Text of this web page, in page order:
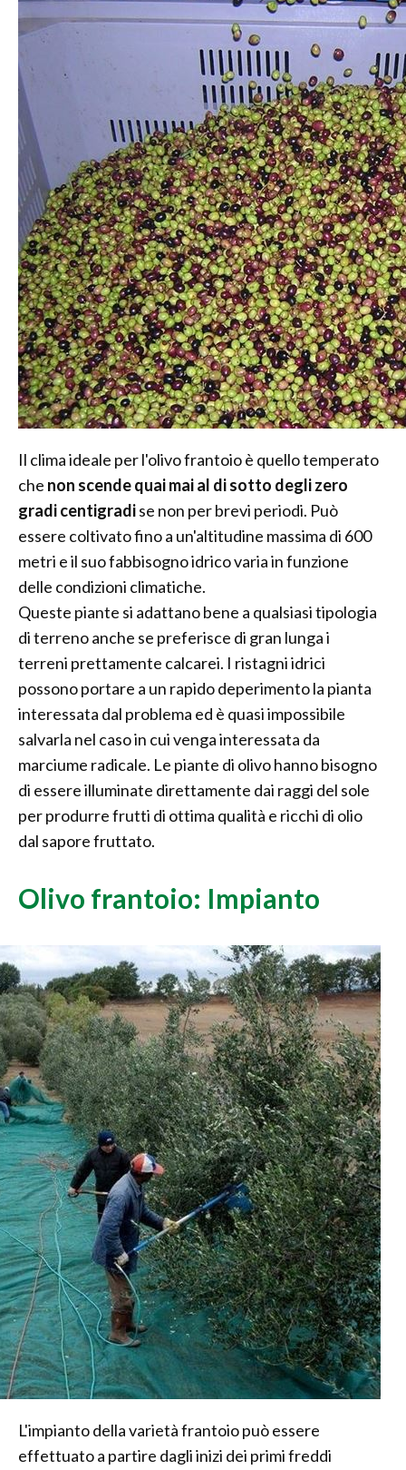
Il clima ideale per l'olivo frantoio è quello temperato
che non scende quai mai al di sotto degli zero
gradi centigradise non per brevi periodi. Può
essere coltivato fino a un'altitudine massima di 600
metri e il suo fabbisogno idrico varia in funzione
delle condizioni climatiche.
Queste piante si adattano bene a qualsiasi tipologia
di terreno anche se preferisce di gran lunga i
terreni prettamente calcarei. I ristagni idrici
possono portare a un rapido deperimento la pianta
interessata dal problema ed è quasi impossibile
salvarla nel caso in cui venga interessata da
marciume radicale. Le piante di olivo hanno bisogno
di essere illuminate direttamente dai raggi del sole
per produrre frutti di ottima qualità e ricchi di olio
dal sapore fruttato.
Olivo frantoio: Impianto
L'impianto della varietà frantoio può essere
effettuato a partire dagli inizi dei primi freddi